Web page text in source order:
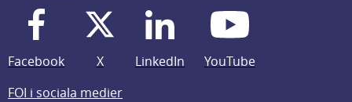
Facebook X LinkedIn
YouTube
FOI i sociala medier